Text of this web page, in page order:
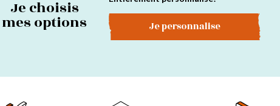
Je choisis
mes options Je personnalise